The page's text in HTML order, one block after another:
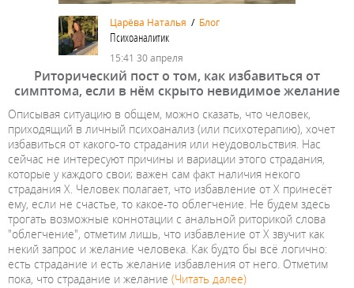
Царёва Наталья / Блог
Психоаналитик
15:41 30 апреля
Риторический пост о том, как избавиться от
симптома, если в нём скрыто невидимое желание
Описывая ситуацию в общем, можно сказать, что человек,
приходящий в личный психоанализ (или психотерапию), хочет
избавиться от какого-то страдания или неудовольствия. Нас
сейчас не интересуют причины и вариации этого страдания,
которые у каждого свои; важен сам факт наличия некого
страдания X. Человек полагает, что избавление от X принесёт
ему, если не счастье, то какое-то облегчение. Не будем здесь
трогать возможные коннотации с анальной риторикой слова
"облегчение", отметим лишь, что избавление от X звучит как
некий запрос и желание человека. Как будто бы всё логично:
есть страдание и есть желание избавления от него. Отметим
пока, что страдание и желание (Читать далее)